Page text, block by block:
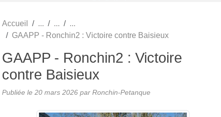
Accueil
GAAPP - Ronchin2 : Victoire contre Baisieux
GAAPP - Ronchin2 : Victoire
contre Baisieux
Publiée le 20 mars 2026 par Ronchin-Petanque